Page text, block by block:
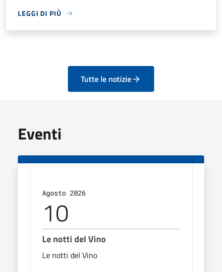
LEGGI DI PIÙ
Tutte le notizie
Eventi
Agosto 2026
10
Le notti del Vino
Le notti del Vino